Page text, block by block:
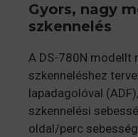
Gyors, nagy
szkennelés
A DS-780N modellt
szkenneléshez
lapadagolóval
szkennelési
oldal/perc